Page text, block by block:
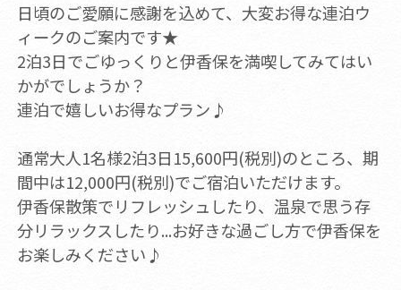
日頃のご愛願に感謝を込めて、大変お得な連泊ウ
ィークのご案内です★
2泊3日でごゆっくりと伊香保を満喫してみてはい
かがでしょうか？
連泊で嬉しいお得なプラン♪
通常大人1名様2泊3日15,600円(税別)のところ、期
間中は12,000円(税別)でご宿泊いただけます。
伊香保散策でリフレッシュしたり、温泉で思う存
分リラックスしたり...お好きな過ごし方で伊香保を
お楽しみください♪